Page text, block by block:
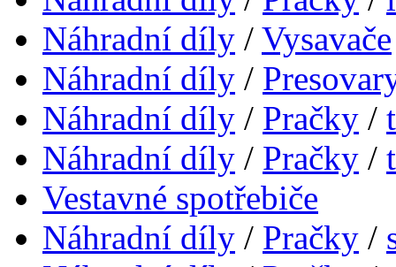
Náhradní díly / Vysavače
Náhradní díly /
Náhradní díly / Pračky /
Náhradní díly / Pračky /
Vestavné spotřebiče
Náhradní díly / Pračky /